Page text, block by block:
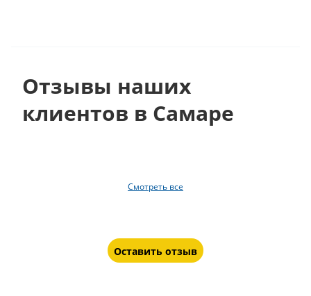
Отзывы наших
клиентов в Самаре
Смотреть все
Оставить отзыв